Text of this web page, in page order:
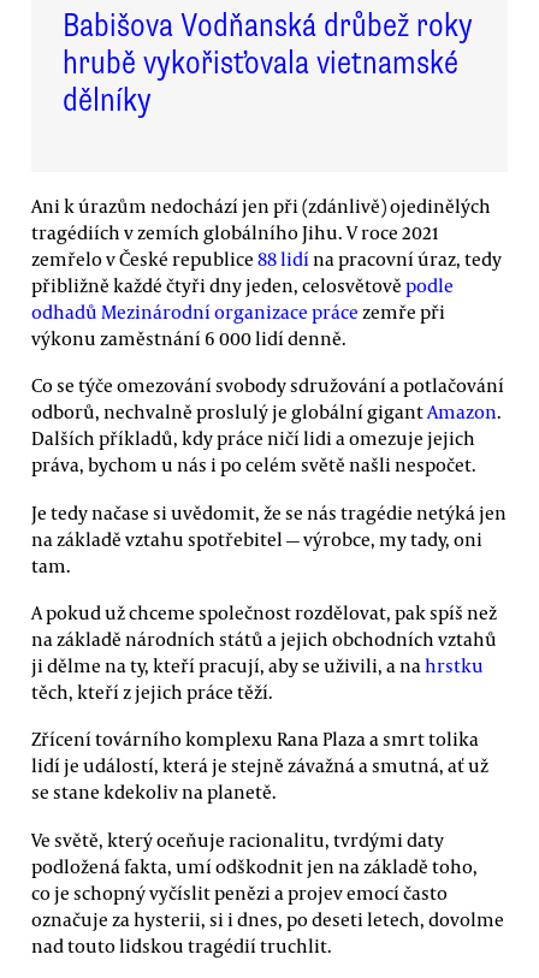
Babišova Vodňanská drůbež roky
hrubě vykořisťovala vietnamské
dělníky
Ani k úrazům nedochází jen při (zdánlivě) ojedinělých
tragédiích v zemích globálního Jihu. V roce 2021
zemřelo v České republice 88 lidína pracovní úraz, tedy
přibližně každé čtyři dny jeden, celosvětově podle
odhadů Mezinárodní organizace práce zemře při
výkonu zaměstnání 6 000 lidí denně.
Co se týče omezování svobody sdružování a potlačování
odborů, nechvalně proslulý je globální gigantAmazon.
Dalších příkladů, kdy práce ničí lidi a omezuje jejich
práva, bychom u nás i po celém světě našli nespočet.
Je tedy načase si uvědomit, že se nás tragédie netýká jen
na základě vztahu spotřebitel — výrobce, my tady, oni
tam.
A pokud už chceme společnost rozdělovat, pak spíš než
na základě národních států a jejich obchodních vztahů
ji dělme na ty, kteří pracují, aby se uživili, a nahrstku
těch, kteří z jejich práce těží.
Zřícení továrního komplexu Rana Plaza a smrt tolika
lidí je událostí, která je stejně závažná a smutná, ať už
se stane kdekoliv na planetě.
Ve světě, který oceňuje racionalitu, tvrdými daty
podložená fakta, umí odškodnit jen na základě toho,
co je schopný vyčíslit penězi a projev emocí často
označuje za hysterii, si i dnes, po deseti letech, dovolme
nad touto lidskou tragédií truchlit.